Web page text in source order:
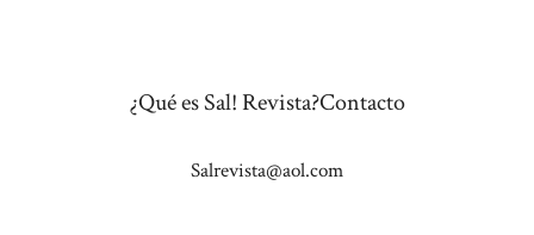
¿Qué es Sal! Revista?Contacto
Salrevista@aol.com